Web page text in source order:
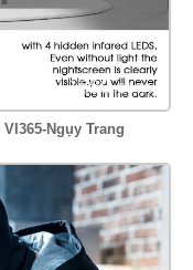
Ngụy Trang